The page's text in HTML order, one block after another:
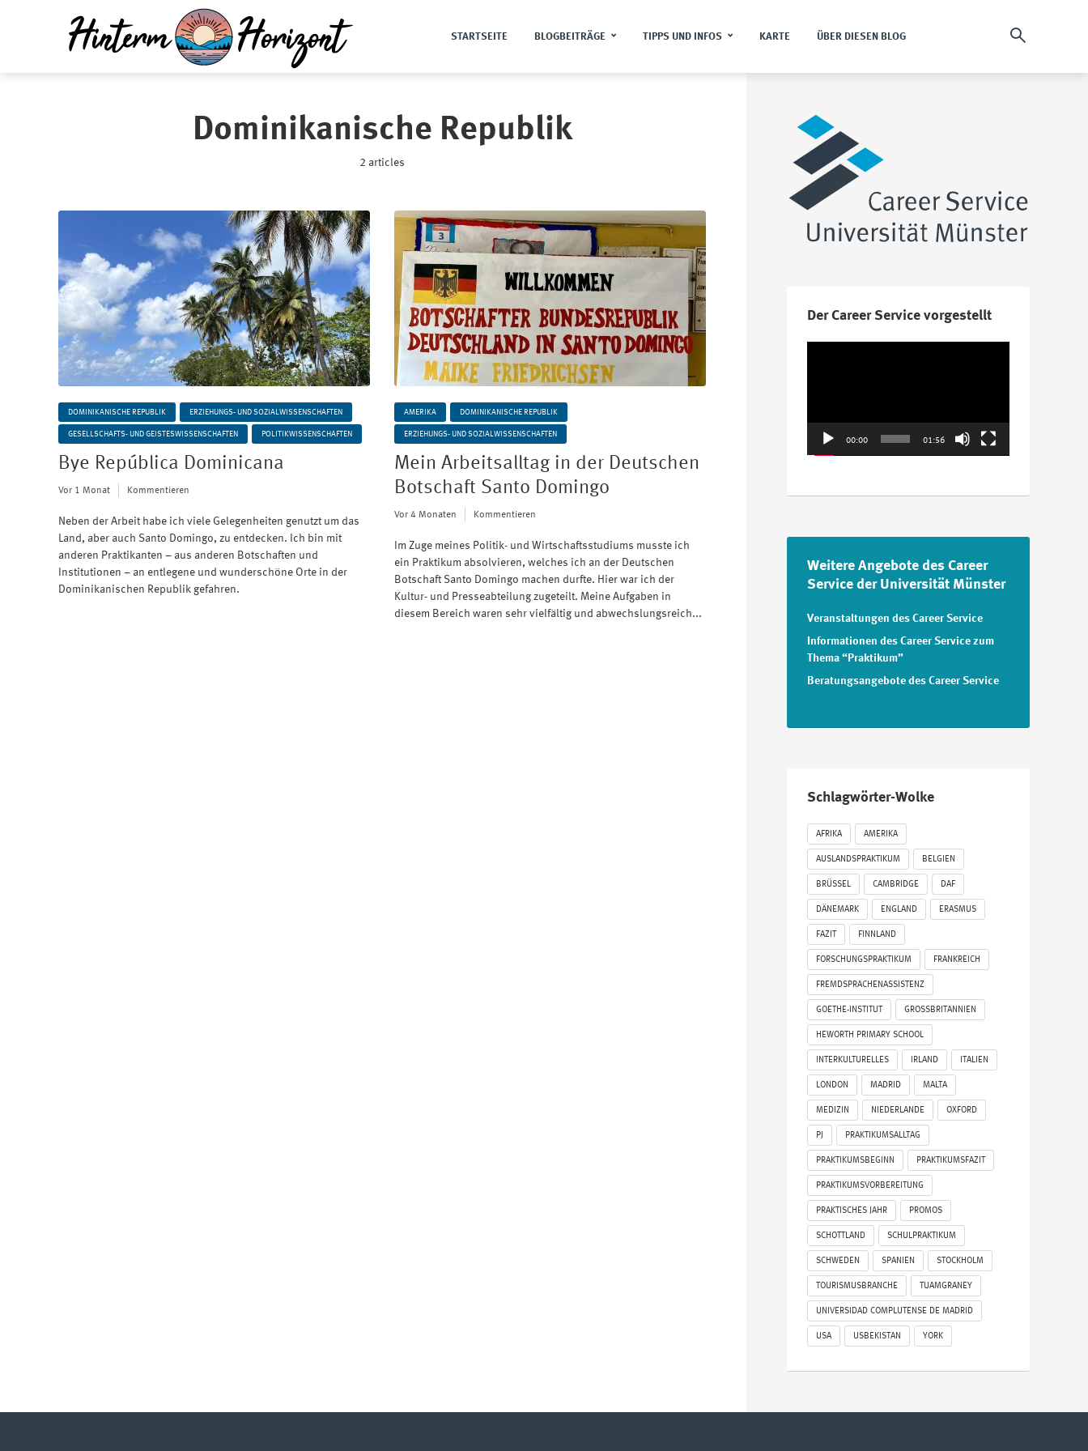
STARTSEITE BLOGBEITRÄGE TIPPS UND INFOS KARTE ÜBER DIESEN BLOG
Dominikanische Republik
2 articles
DOMINIKANISCHE REPUBLIK ERZIEHUNGS- UND SOZIALWISSENSCHAFTEN
GESELLSCHAFTS- UND GEISTESWISSENSCHAFTEN POLITIKWISSENSCHAFTEN
Bye República Dominicana
Vor 1 Monat Kommentieren
Neben der Arbeit habe ich viele Gelegenheiten genutzt um das
Land, aber auch Santo Domingo, zu entdecken. Ich bin mit
anderen Praktikanten – aus anderen Botschaften und
Institutionen – an entlegene und wunderschöne Orte in der
Dominikanischen Republik gefahren.
AMERIKA DOMINIKANISCHE REPUBLIK
ERZIEHUNGS- UND SOZIALWISSENSCHAFTEN
Mein Arbeitsalltag in der Deutschen
Botschaft Santo Domingo
Vor 4 Monaten Kommentieren
Im Zuge meines Politik- und Wirtschaftsstudiums musste ich
ein Praktikum absolvieren, welches ich an der Deutschen
Botschaft Santo Domingo machen durfte. Hier war ich der
Kultur- und Presseabteilung zugeteilt. Meine Aufgaben in
diesem Bereich waren sehr vielfältig und abwechslungsreich...
Der Career Service vorgestellt
00:00 01:56
Weitere Angebote des Career
Service der Universität Münster
Veranstaltungen des Career Service
Informationen des Career Service zum
Thema “Praktikum”
Beratungsangebote des Career Service
Schlagwörter-Wolke
AFRIKA AMERIKA
AUSLANDSPRAKTIKUM BELGIEN
BRÜSSEL CAMBRIDGE DAF
DÄNEMARK ENGLAND ERASMUS
FAZIT FINNLAND
FORSCHUNGSPRAKTIKUM FRANKREICH
FREMDSPRACHENASSISTENZ
GOETHE-INSTITUT GROSSBRITANNIEN
HEWORTH PRIMARY SCHOOL
INTERKULTURELLES IRLAND ITALIEN
LONDON MADRID MALTA
MEDIZIN NIEDERLANDE OXFORD
PJ PRAKTIKUMSALLTAG
PRAKTIKUMSBEGINN PRAKTIKUMSFAZIT
PRAKTIKUMSVORBEREITUNG
PRAKTISCHES JAHR PROMOS
SCHOTTLAND SCHULPRAKTIKUM
SCHWEDEN SPANIEN STOCKHOLM
TOURISMUSBRANCHE TUAMGRANEY
UNIVERSIDAD COMPLUTENSE DE MADRID
USA USBEKISTAN YORK